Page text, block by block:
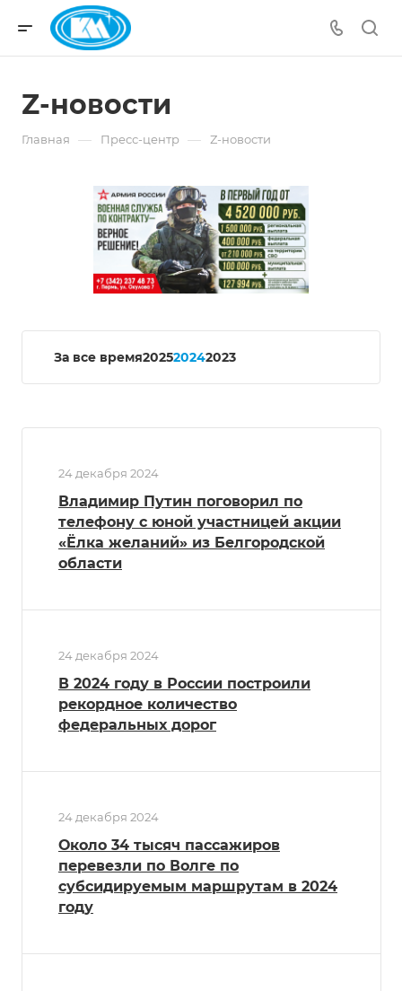
Z-новости
Главная — Пресс-центр — Z-новости
За все время202520242023
24 декабря 2024
Владимир Путин поговорил по
телефону с юной участницей акции
«Ёлка желаний» из Белгородской
области
24 декабря 2024
В 2024 году в России построили
рекордное количество
федеральных дорог
24 декабря 2024
Около 34 тысяч пассажиров
перевезли по Волге по
субсидируемым маршрутам в 2024
году